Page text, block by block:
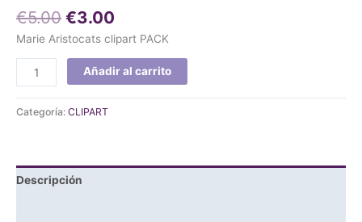
€5.00 €3.00
Marie Aristocats clipart PACK
Añadir al carrito
Categoría: CLIPART
Descripción